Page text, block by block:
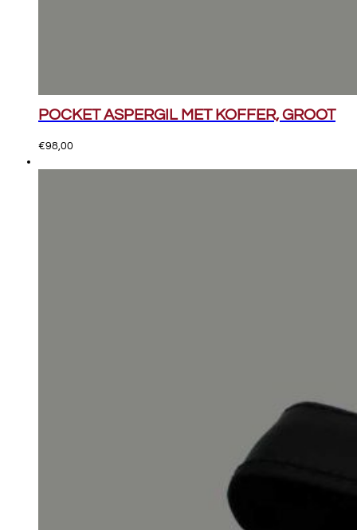
POCKET ASPERGIL MET KOFFER, GROOT
€98,00